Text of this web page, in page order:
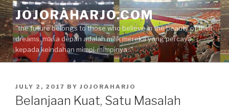
Skip
to
content
JOJORAHARJO.COM
"the future belongs to those who believe in the beauty of their
dreams, masa depan adalah milik mereka yang percaya
kepada keindahan mimpi-mimpinya.."
POSTED
ON
JULY 2, 2017 BY JOJORAHARJO
Belanjaan Kuat, Satu Masalah